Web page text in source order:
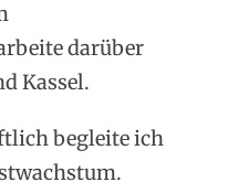
darüber
Kassel.
begleite ich